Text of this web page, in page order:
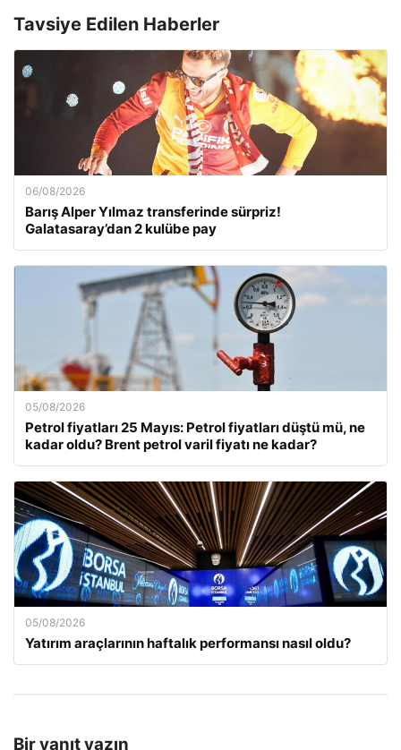
Tavsiye Edilen Haberler
06/08/2026
Barış Alper Yılmaz transferinde sürpriz!
Galatasaray’dan 2 kulübe pay
05/08/2026
Petrol fiyatları 25 Mayıs: Petrol fiyatları düştü mü, ne
kadar oldu? Brent petrol varil fiyatı ne kadar?
05/08/2026
Yatırım araçlarının haftalık performansı nasıl oldu?
Bir yanıt yazın